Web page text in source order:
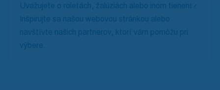
Uvažujete o roletách, žalúziách alebo inom tienení?
Inšpirujte sa našou webovou stránkou alebo
navštívte našich partnerov, ktorí vám pomôžu pri
výbere.